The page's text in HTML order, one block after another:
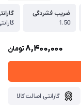
ضریب فشردگی
1.50
گارانتی 36
8,400,000تومان
گارانتی اصالت کالا